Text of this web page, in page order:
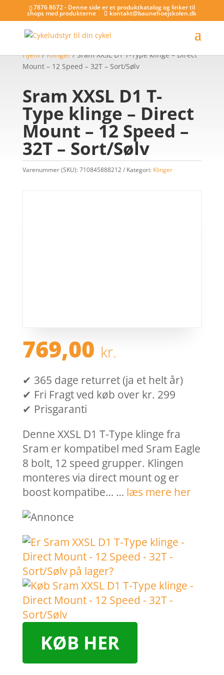
7876 8672 - Denne side er et produktkatalog og linker til
shops med produkterne kontakt@baunehoejskolen.dk
Hjem/Klinger/ Sram XXSL D1 T-Type klinge – Direct
Mount – 12 Speed – 32T – Sort/Sølv
Sram XXSL D1 T-
Type klinge – Direct
Mount – 12 Speed –
32T – Sort/Sølv
Varenummer (SKU):710845888212 Kategori: Klinger
769,00 kr.
✔ 365 dage returret (ja et helt år)
✔ Fri Fragt ved køb over kr. 299
✔ Prisgaranti
Denne XXSL D1 T-Type klinge fra
Sram er kompatibel med Sram Eagle
8 bolt, 12 speed grupper. Klingen
monteres via direct mount og er
boost kompatibe… … læs mere her
KØB HER